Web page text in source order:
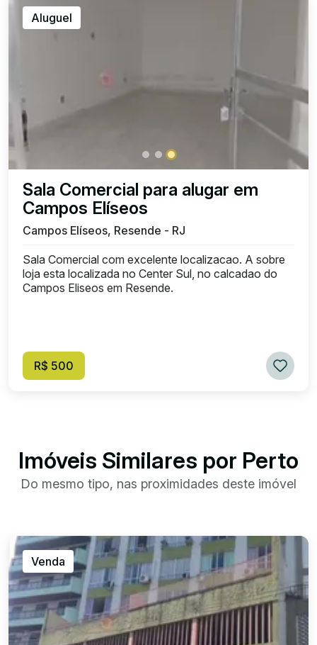
Aluguel
Sala Comercial para alugar em
Campos Elíseos
Campos Elíseos, Resende - RJ
Sala Comercial com excelente localizacao. A sobre
loja esta localizada no Center Sul, no calcadao do
Campos Eliseos em Resende.
R$ 500
Imóveis Similares por Perto
Do mesmo tipo, nas proximidades deste imóvel
Venda